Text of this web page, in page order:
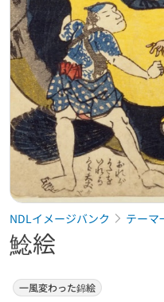
NDLイメージバンク テーマ
鯰絵
一風変わった錦絵